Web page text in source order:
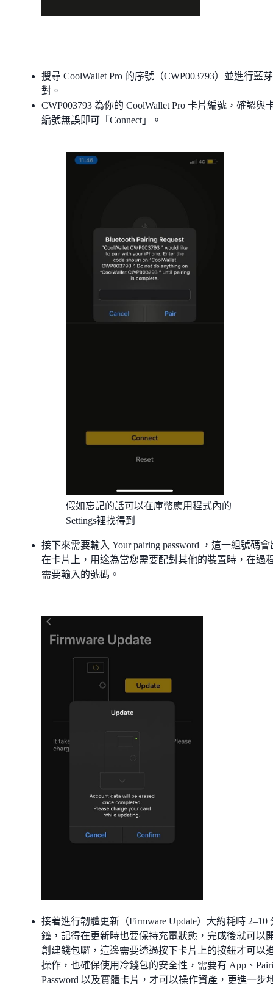
搜尋 CoolWallet Pro 的序號（CWP003793）並進行藍
對。
CWP003793 為你的 CoolWallet Pro 卡片編號，確認與
編號無誤即可「Connect」。
假如忘記的話可以在庫幣應用程式內的
Settings裡找得到
接下來需要輸入 Your pairing password ，這一組號碼會
在卡片上，用途為當您需要配對其他的裝置時，在過
需要輸入的號碼。
接著進行韌體更新（Firmware Update）大約耗時 2–10
鐘，記得在更新時也要保持充電狀態，完成後就可以
創建錢包囉，這邊需要透過按下卡片上的按鈕才可以
操作，也確保使用冷錢包的安全性，需要有 App、
Password 以及實體卡片，才可以操作資產，更進一步